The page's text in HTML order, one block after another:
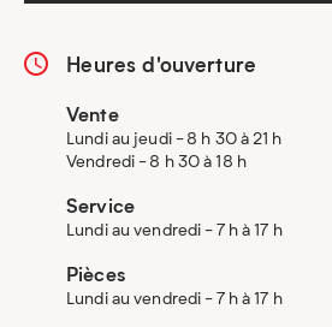
Heures d'ouverture
Vente
Lundi au jeudi - 8 h 30 à 21 h
Vendredi - 8 h 30 à 18 h
Service
Lundi au vendredi - 7 h à 17 h
Pièces
Lundi au vendredi - 7 h à 17 h